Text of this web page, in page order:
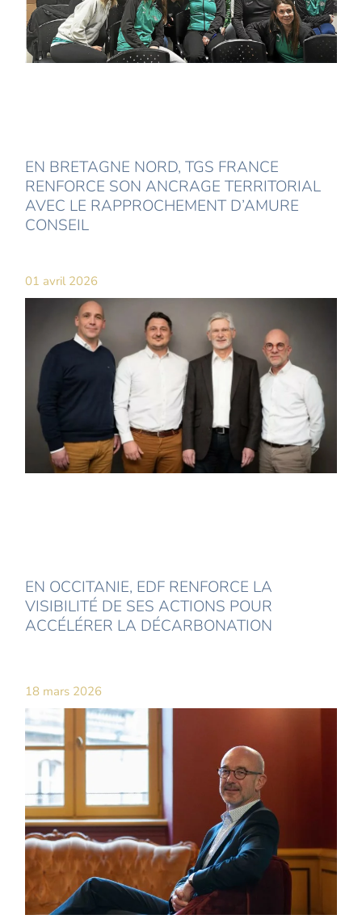
EN BRETAGNE NORD, TGS FRANCE
RENFORCE SON ANCRAGE TERRITORIAL
AVEC LE RAPPROCHEMENT D’AMURE
CONSEIL
01 avril 2026
EN OCCITANIE, EDF RENFORCE LA
VISIBILITÉ DE SES ACTIONS POUR
ACCÉLÉRER LA DÉCARBONATION
18 mars 2026